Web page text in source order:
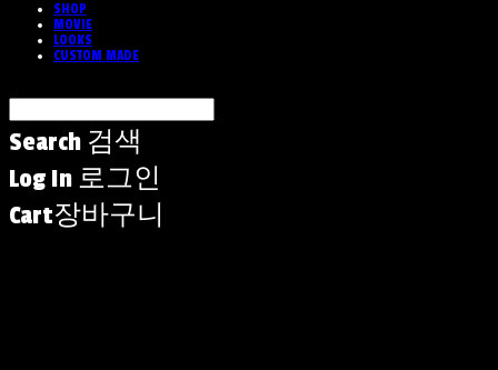
SHOP
MOVIE
LOOKS
CUSTOM MADE
Search 검색
Log In 로그인
Cart장바구니